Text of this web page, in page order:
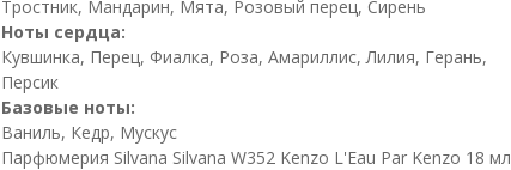
Тростник, Мандарин, Мята, Розовый перец, Сирень
Ноты сердца:
Кувшинка, Перец, Фиалка, Роза, Амариллис, Лилия, Герань,
Персик
Базовые ноты:
Ваниль, Кедр, Мускус
Парфюмерия Silvana Silvana W352 Kenzo L'Eau Par Kenzo 18 мл